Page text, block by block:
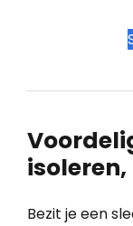
Bezit je een